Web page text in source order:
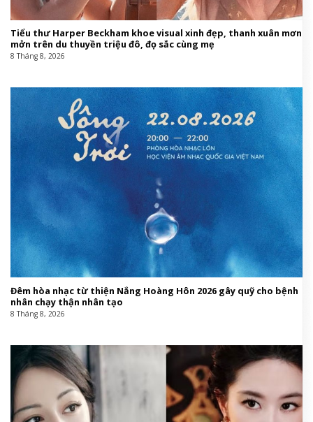
Tiểu thư Harper Beckham khoe visual xinh đẹp, thanh xuân mơn
mởn trên du thuyền triệu đô, đọ sắc cùng mẹ
8 Tháng 8, 2026
Đêm hòa nhạc từ thiện Nắng Hoàng Hôn 2026 gây quỹ cho bệnh
nhân chạy thận nhân tạo
8 Tháng 8, 2026